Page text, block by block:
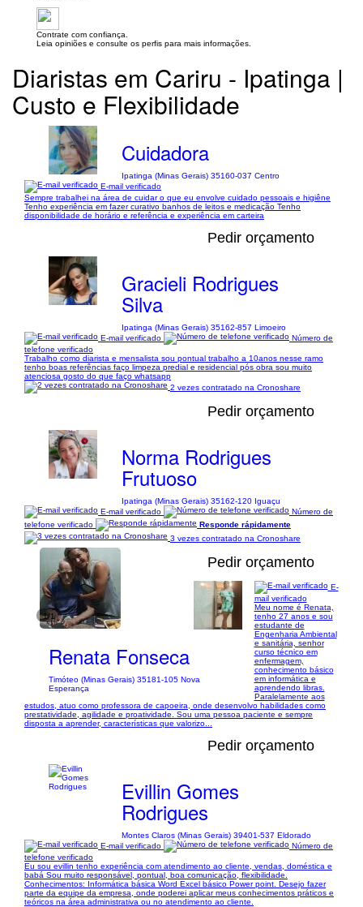
Contrate com confiança.
Leia opiniões e consulte os perfis para mais informações.
Diaristas em Cariru - Ipatinga |
Custo e Flexibilidade
Cuidadora
Ipatinga (Minas Gerais) 35160-037 Centro
E-mail verificado
Sempre trabalhei na área de cuidar o que eu envolve cuidado pessoais e higiêne
Tenho experiência em fazer curativo banhos de leitos e medicação Tenho
disponibilidade de horário e referência e experiência em carteira
Pedir orçamento
Gracieli Rodrigues
Silva
Ipatinga (Minas Gerais) 35162-857 Limoeiro
E-mail verificado
Número de
telefone verificado
Trabalho como diarista e mensalista sou pontual trabalho a 10anos nesse ramo
tenho boas referências faço limpeza predial e residencial pós obra sou muito
atenciosa gosto do que faço whatsapp
2 vezes contratado na Cronoshare
Pedir orçamento
Norma Rodrigues
Frutuoso
Ipatinga (Minas Gerais) 35162-120 Iguaçu
E-mail verificado
Número de
telefone verificado
Responde rápidamente
3 vezes contratado na Cronoshare
1/1
Pedir orçamento
Renata Fonseca
Timóteo (Minas Gerais) 35181-105 Nova
Esperança
E-
mail verificado
Meu nome é Renata,
tenho 27 anos e sou
estudante de
Engenharia Ambiental
e sanitária, senhor
curso técnico em
enfermagem,
conhecimento básico
em informática e
aprendendo libras.
Paralelamente aos
estudos, atuo como professora de capoeira, onde desenvolvo habilidades como
prestatividade, agilidade e proatividade. Sou uma pessoa paciente e sempre
disposta a aprender, características que valorizo...
Pedir orçamento
Evillin Gomes
Rodrigues
Montes Claros (Minas Gerais) 39401-537 Eldorado
E-mail verificado
Número de
telefone verificado
Eu sou evillin tenho experiência com atendimento ao cliente, vendas, doméstica e
babá Sou muito responsável, pontual, boa comunicação, flexibilidade.
Conhecimentos: Informática básica Word Excel básico Power point. Desejo fazer
parte da equipe da empresa, onde poderei aplicar meus conhecimentos práticos e
teóricos na área administrativa ou no atendimento ao cliente.